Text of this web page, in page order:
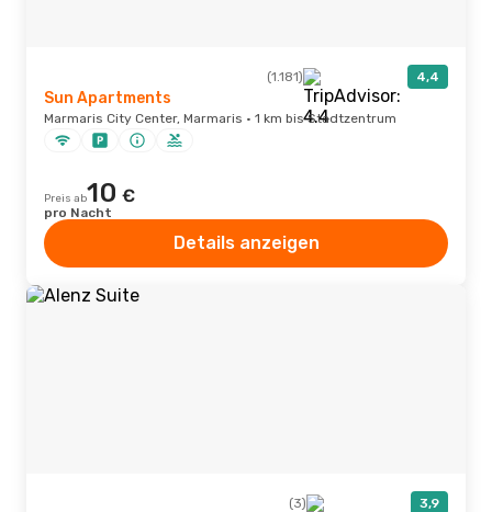
(1.181) 4,4
Sun Apartments
Marmaris City Center, Marmaris · 1 km bis Stadtzentrum
Preis ab10 €
pro Nacht
Details anzeigen
(3) 3,9